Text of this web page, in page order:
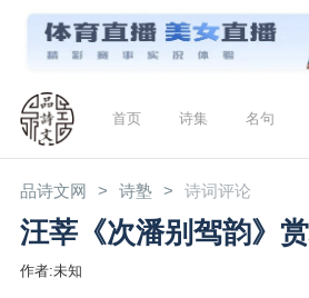
首页 诗集 名句
品诗文网 诗塾 诗词评论
汪莘《次潘别驾韵》
作者:未知